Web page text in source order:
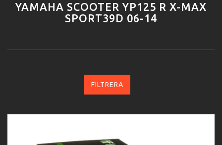
YAMAHA SCOOTER YP125 R X-MAX
SPORT39D 06-14
FILTRERA